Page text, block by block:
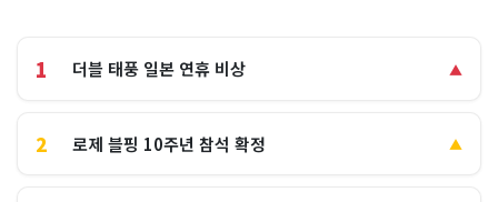
1 더블 태풍 일본 연휴 비상 ▲
2 로제 블핑 10주년 참석 확정 ▲